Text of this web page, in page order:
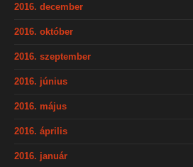
2016. december
2016. október
2016. szeptember
2016. június
2016. május
2016. április
2016. január